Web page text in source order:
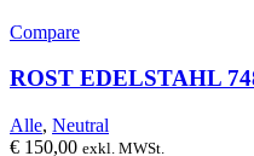
Compare
ROST EDELSTAHL
Alle, Neutral
€ 150,00 exkl. MWSt.